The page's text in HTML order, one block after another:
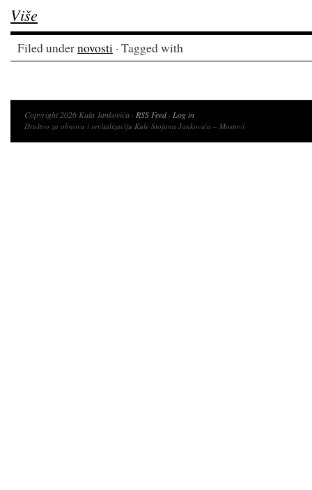
Više
Filed undernovosti · Tagged with
Copyright 2026 Kula Jankovića · RSS Feed· Log in
Društvo za obnovu i revitalizaciju Kule Stojana Jankovića – Mostovi